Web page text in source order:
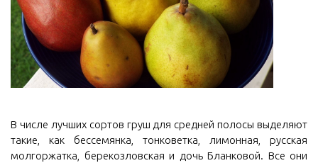
В числе лучших сортов груш для средней полосы выделяют
такие, как бессемянка, тонковетка, лимонная, русская
молгоржатка, берекозловская и дочь Бланковой. Все они